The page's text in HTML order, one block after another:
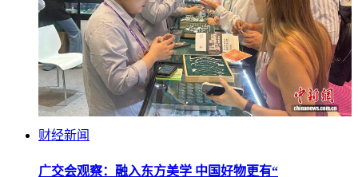
财经新闻
广交会观察：融入东方美学 中国好物更有“